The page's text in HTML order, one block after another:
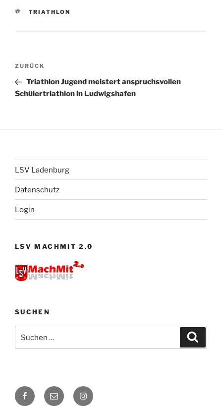
SCHLAGWÖRTER
TRIATHLON
Beitragsnavigation
Vorheriger
Beitrag
ZURÜCK
Triathlon Jugend meistert anspruchsvollen
Schülertriathlon in Ludwigshafen
LSV Ladenburg
Datenschutz
Login
LSV MACHMIT 2.0
SUCHEN
nach:
Facebook
E-
Instagram